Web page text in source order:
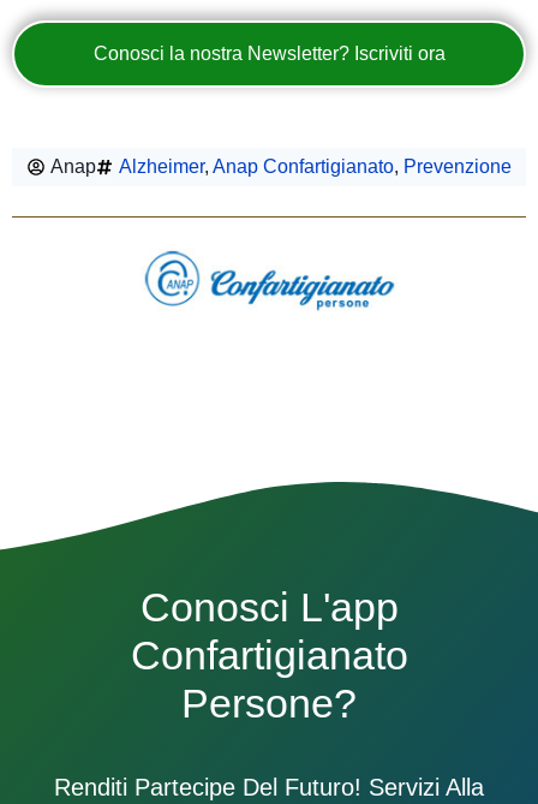
Conosci la nostra Newsletter? Iscriviti ora
Anap Alzheimer, Anap Confartigianato, Prevenzione
Conosci L'app
Confartigianato
Persone?
Renditi Partecipe Del Futuro! Servizi Alla